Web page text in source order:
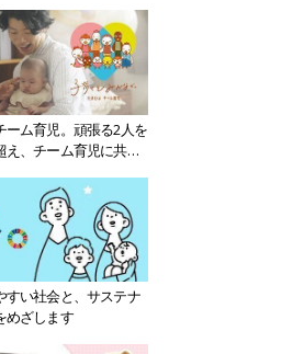
ム育児。頑張る2人を
、チーム育児に共感
すい社会と、サステナ
めざします